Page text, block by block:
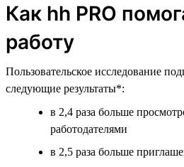
Как hh PRO
работу
Пользовательское исследование
следующие результаты*:
в 2,4 раза больше
работодателями
в 2,5 раза больше